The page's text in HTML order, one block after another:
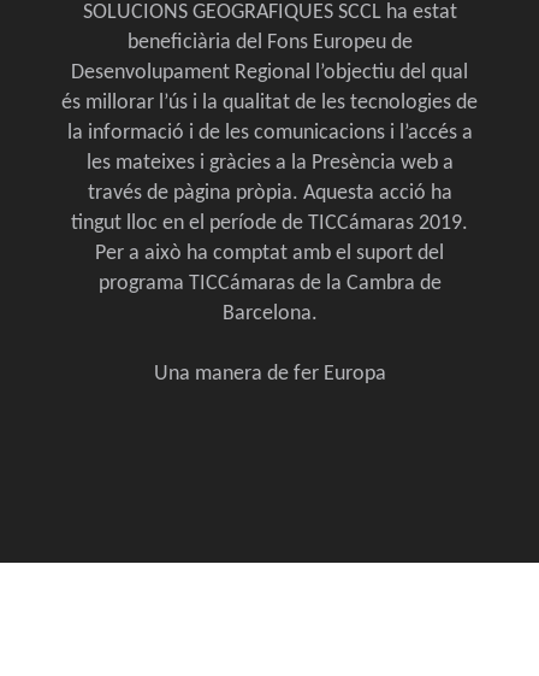
SOLUCIONS GEOGRAFIQUES SCCL ha estat
beneficiària del Fons Europeu de
Desenvolupament Regional l’objectiu del qual
és millorar l’ús i la qualitat de les tecnologies de
la informació i de les comunicacions i l’accés a
les mateixes i gràcies a la Presència web a
través de pàgina pròpia. Aquesta acció ha
tingut lloc en el període de TICCámaras 2019.
Per a això ha comptat amb el suport del
programa TICCámaras de la Cambra de
Barcelona.
Una manera de fer Europa